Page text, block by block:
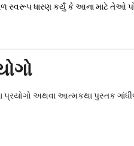
ધારણ કર્યું કે આના માટે તેઓ
પ્રયોગો અથવા આત્મકથા પુસ્તક